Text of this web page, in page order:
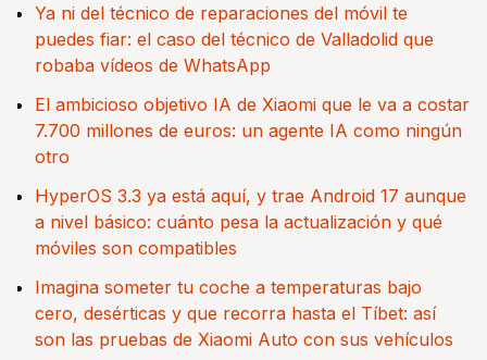
Ya ni del técnico de reparaciones del móvil te
puedes fiar: el caso del técnico de Valladolid que
robaba vídeos de WhatsApp
El ambicioso objetivo IA de Xiaomi que le va a costar
7.700 millones de euros: un agente IA como ningún
otro
HyperOS 3.3 ya está aquí, y trae Android 17 aunque
a nivel básico: cuánto pesa la actualización y qué
móviles son compatibles
Imagina someter tu coche a temperaturas bajo
cero, desérticas y que recorra hasta el Tíbet: así
son las pruebas de Xiaomi Auto con sus vehículos